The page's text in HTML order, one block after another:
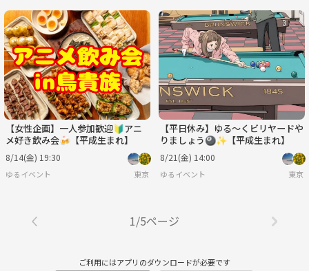
【女性企画】一人参加歓迎🔰アニ
メ好き飲み会🍻【平成生まれ】
8/14(金) 19:30
ゆるイベント 東京
【平日休み】ゆる～くビリヤードや
りましょう🎱✨【平成生まれ】
8/21(金) 14:00
ゆるイベント 東京
1/5ページ
ご利用にはアプリのダウンロードが必要です